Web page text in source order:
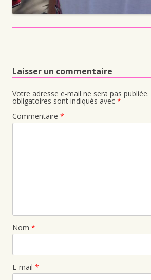
Laisser un commentaire
Votre adresse e-mail ne sera pas publiée.
obligatoires sont indiqués avec *
Commentaire *
Nom *
E-mail *